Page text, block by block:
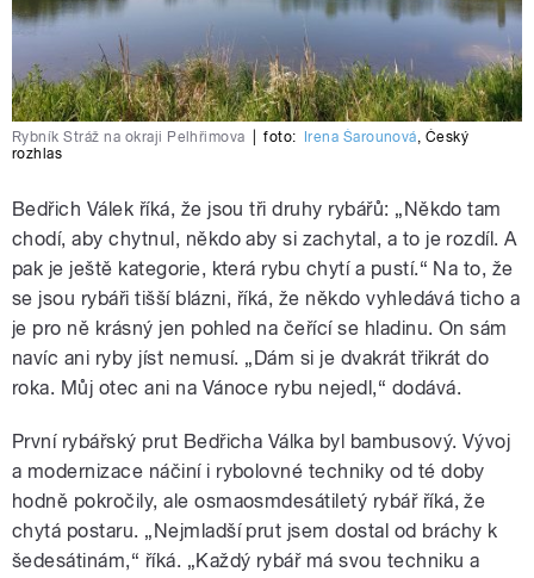
Rybník Stráž na okraji Pelhřimova foto: Irena Šarounová, Český
rozhlas
Bedřich Válek říká, že jsou tři druhy rybářů: „Někdo tam
chodí, aby chytnul, někdo aby si zachytal, a to je rozdíl. A
pak je ještě kategorie, která rybu chytí a pustí.“ Na to, že
se jsou rybáři tišší blázni, říká, že někdo vyhledává ticho a
je pro ně krásný jen pohled na čeřící se hladinu. On sám
navíc ani ryby jíst nemusí. „Dám si je dvakrát třikrát do
roka. Můj otec ani na Vánoce rybu nejedl,“ dodává.
První rybářský prut Bedřicha Válka byl bambusový. Vývoj
a modernizace náčiní i rybolovné techniky od té doby
hodně pokročily, ale osmaosmdesátiletý rybář říká, že
chytá postaru. „Nejmladší prut jsem dostal od bráchy k
šedesátinám,“ říká. „Každý rybář má svou techniku a